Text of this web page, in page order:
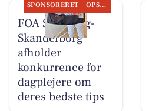
SPONSORERET OPSLAGSTAVLEN
FOA Silkeborg-
Skanderborg
afholder
konkurrence for
dagplejere om
deres bedste tips